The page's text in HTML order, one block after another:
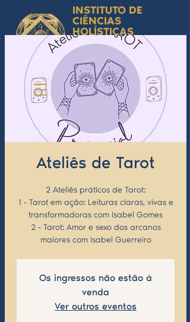
INSTITUTO DE
CIÊNCIAS
HOLÍSTICAS
by Isabel Valente Gomes
Ciência Simbólica
Aplicada e
Desenvolvimento
Humano
Ateliês de Tarot
2 Ateliês práticos de Tarot:
1 - Tarot em ação: Leituras claras, vivas e
transformadoras com Isabel Gomes
2 - Tarot: Amor e sexo dos arcanos
maiores com Isabel Guerreiro
Os ingressos não estão à
venda
Ver outros eventos